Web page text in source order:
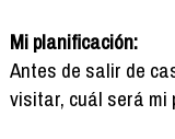
Mi planificación:
Antes de salir de
visitar, cuál será mi